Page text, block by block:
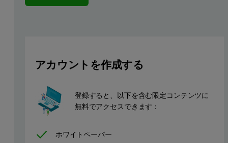
Anton Paar non-ambient chamber on the programmable z-
アカウントを作成する
登録すると、以下を含む限定コンテンツに
無料でアクセスできます：
ホワイトペーパー